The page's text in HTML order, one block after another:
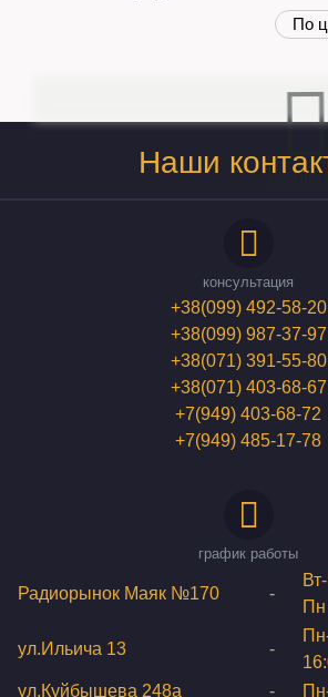
Наши
консультация
+38(099) 492-58-20
+38(099) 987-37-97
+38(071) 391-55-80
+38(071) 403-68-67
+7(949) 403-68-72
+7(949) 485-17-78
график работы
Радиорынок Маяк №170 -
ул.Ильича 13 -
ул.Куйбышева 248а
-